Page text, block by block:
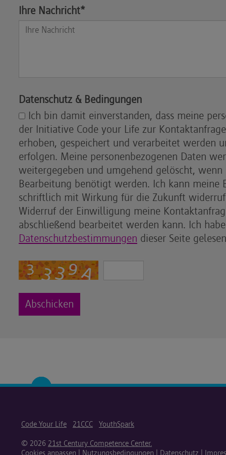
Ihre Nachricht*
Datenschutz & Bedingungen
Ich bin damit einverstanden, dass meine
der Initiative Code your Life zur
erhoben, gespeichert und verarbeitet werden
erfolgen. Meine personenbezogenen Daten
weitergegeben und umgehend gelöscht,
Bearbeitung benötigt werden. Ich kann meine
schriftlich mit Wirkung für die Zukunft
Widerruf der Einwilligung meine
abschließend bearbeitet werden kann. Ich
Datenschutzbestimmungen dieser Seite
Code Your Life 21CCC YouthSpark
© 2026 21st Century Competence Center.
Cookies anpassen
Nutzungsbedingungen Datenschutz